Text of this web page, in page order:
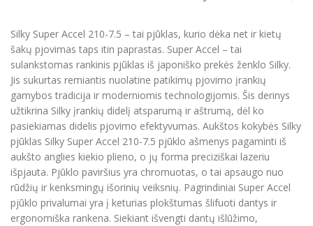
Silky Super Accel 210-7.5 – tai pjūklas, kurio dėka net ir kietų
šakų pjovimas taps itin paprastas. Super Accel – tai
sulankstomas rankinis pjūklas iš japoniško prekės ženklo Silky.
Jis sukurtas remiantis nuolatine patikimų pjovimo įrankių
gamybos tradicija ir moderniomis technologijomis. Šis derinys
užtikrina Silky įrankių didelį atsparumą ir aštrumą, dėl ko
pasiekiamas didelis pjovimo efektyvumas. Aukštos kokybės Silky
pjūklas Silky Super Accel 210-7.5 pjūklo ašmenys pagaminti iš
aukšto anglies kiekio plieno, o jų forma preciziškai lazeriu
išpjauta. Pjūklo paviršius yra chromuotas, o tai apsaugo nuo
rūdžių ir kenksmingų išorinių veiksnių. Pagrindiniai Super Accel
pjūklo privalumai yra į keturias plokštumas šlifuoti dantys ir
ergonomiška rankena. Siekiant išvengti dantų išlūžimo,